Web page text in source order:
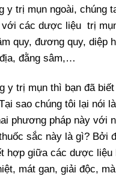
y trị mụn ngoài, chúng
với các dược liệu trị
quy, đương quy, diệp
đằng sâm,…
y trị mụn thì bạn đã
sao chúng tôi lại nói
phương pháp này với
sắc này là gì? Bởi
hợp giữa các dược liệu
mát gan, giải độc,